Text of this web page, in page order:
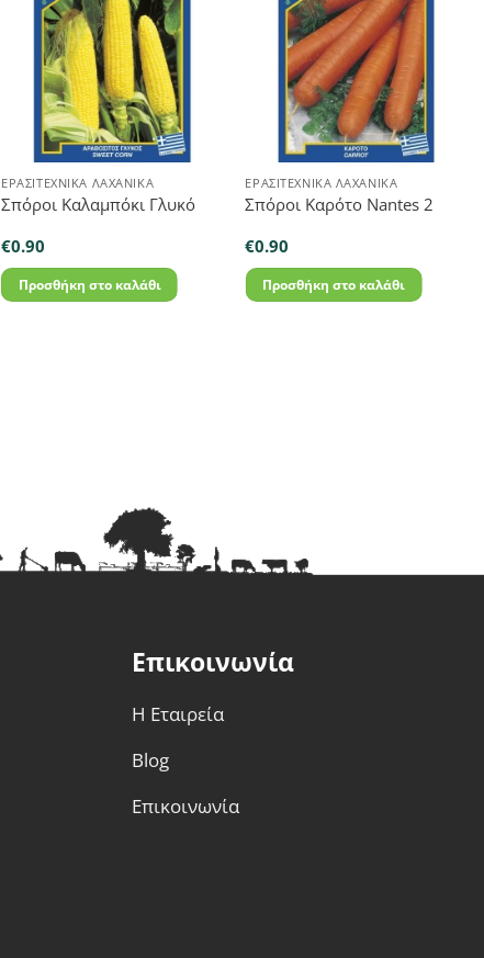
ΕΡΑΣΙΤΕΧΝΙΚΆ ΛΑΧΑΝΙΚΆ
Σπόροι Καλαμπόκι Γλυκό
€0.90
Προσθήκη στο καλάθι
ΕΡΑΣΙΤΕΧΝΙΚΆ ΛΑΧΑΝΙΚΆ
Σπόροι Καρότο Nantes 2
€0.90
Προσθήκη στο καλάθι
Επικοινωνία
Η Εταιρεία
Blog
Επικοινωνία